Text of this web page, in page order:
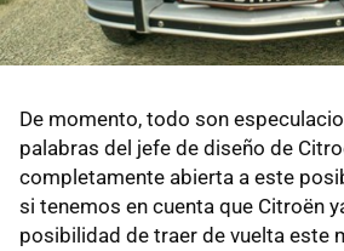
De momento, todo son
palabras del jefe de diseño de
completamente abierta a este
si tenemos en cuenta que Citroën
posibilidad de traer de vuelta este